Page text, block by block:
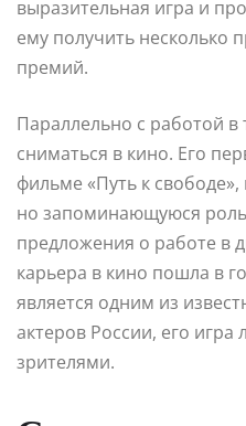
выразительная игра и
ему получить несколько
премий.
Параллельно с работой в
сниматься в кино. Его
фильме «Путь к
но запоминающуюся
предложения о работе в
карьера в кино пошла в
является одним из
актеров России, его
зрителями.